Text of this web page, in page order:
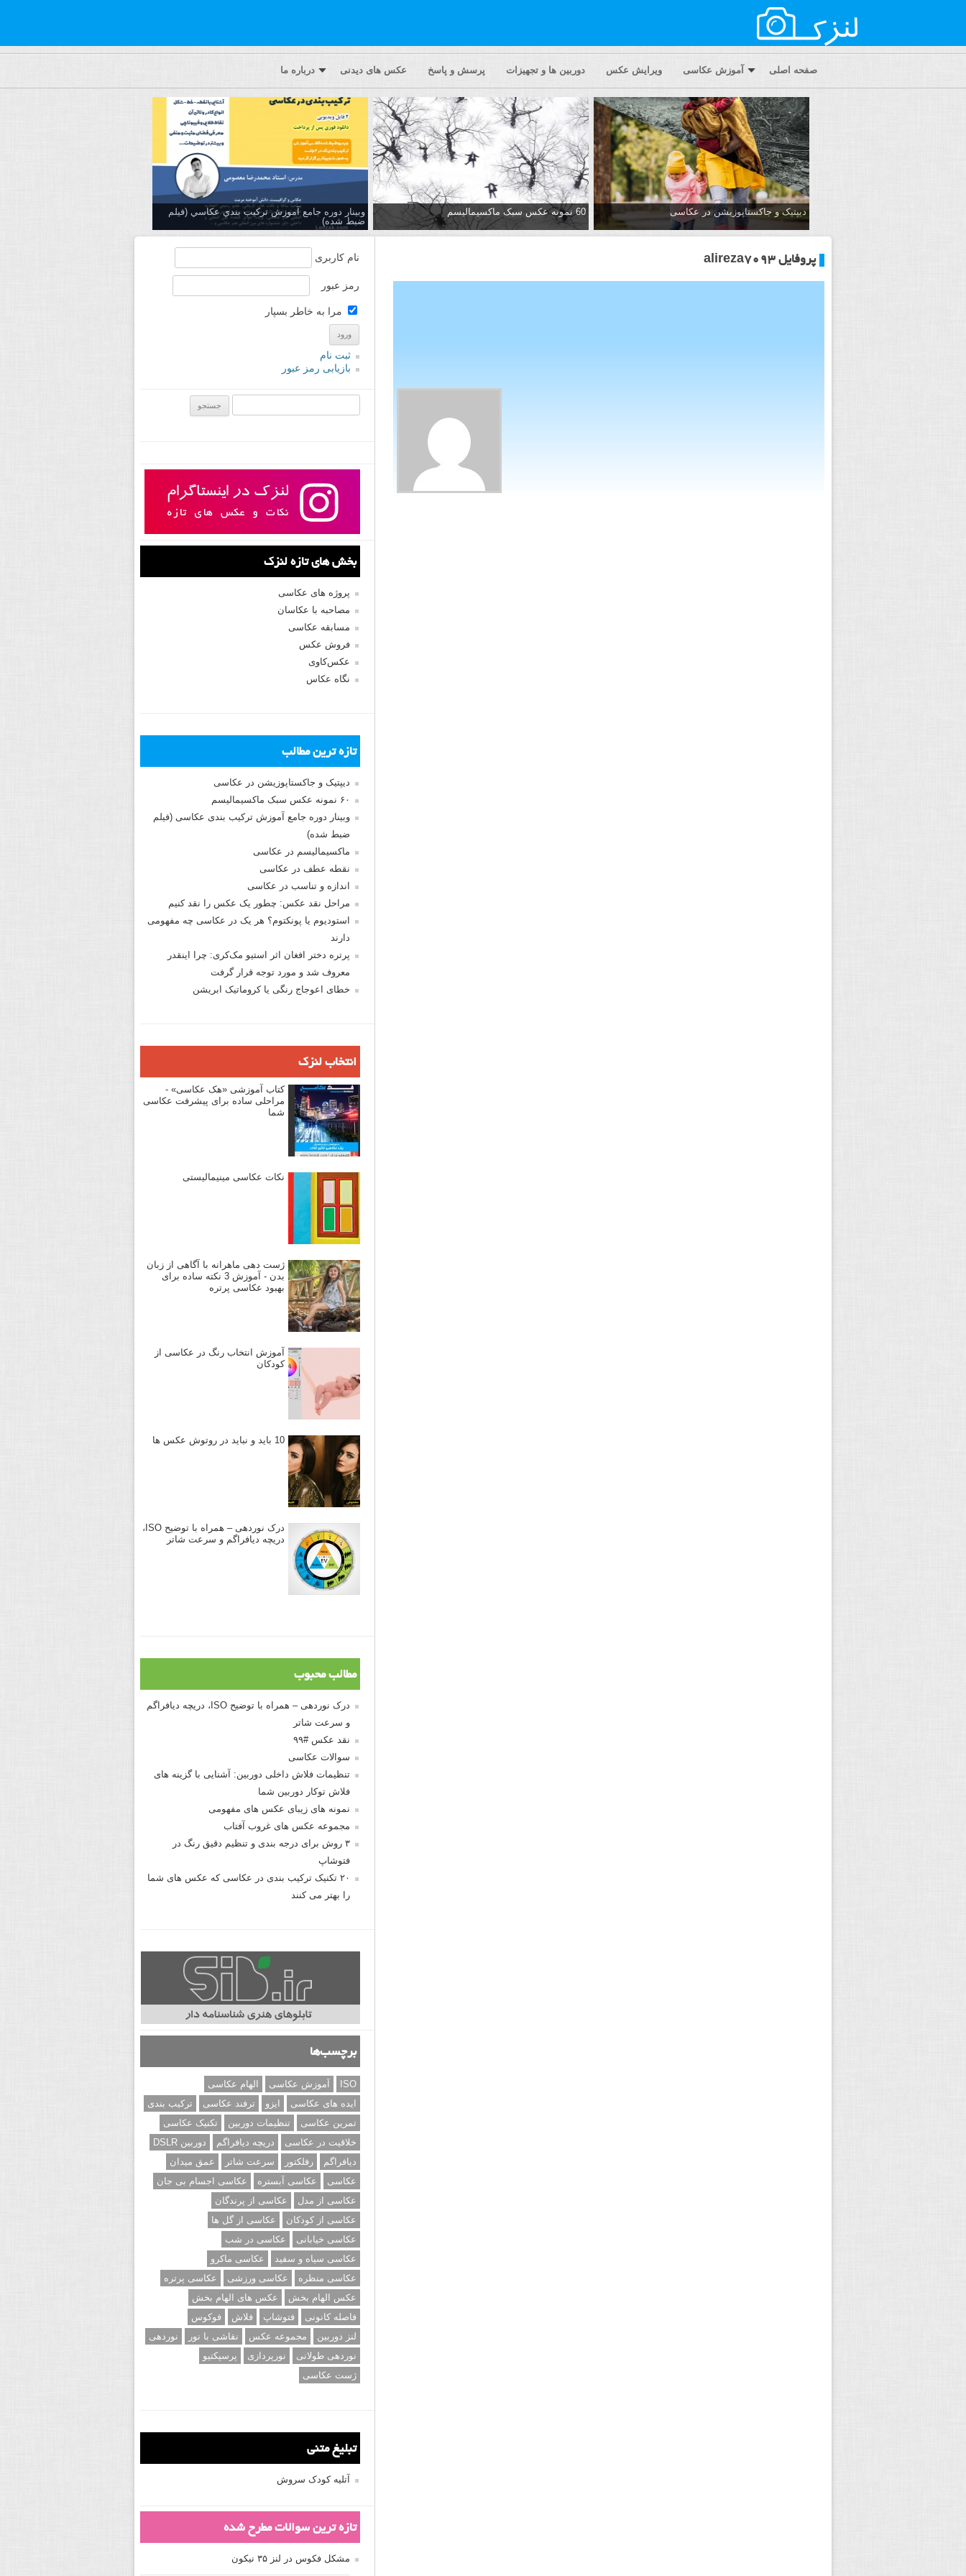
صفحه اصلی آموزش عکاسی ویرایش عکس دوربین ها و تجهیزات پرسش و پاسخ عکس های دیدنی درباره ما
دیپتیک و جاکستا‌پوزیشن در عکاسی 60 نمونه عکس سبک ماکسیمالیسم
وبینار دوره جامع آموزش تركيب بندي عكاسي (فیلم
ضبط شده)
پروفایل alireza7093 نام کاربری
رمز عبور
مرا به خاطر بسپار
ثبت نام
بازیابی رمز عبور
بخش های تازه لنزک
پروژه های عکاسی
مصاحبه با عکاسان
مسابقه عکاسی
فروش عکس
عکس‌کاوی
نگاه عکاس
تازه ترین مطالب
دیپتیک و جاکستا‌پوزیشن در عکاسی
۶۰ نمونه عکس سبک ماکسیمالیسم
وبینار دوره جامع آموزش ترکیب بندی عکاسی (فیلم
ضبط شده)
ماکسیمالیسم در عکاسی
نقطه عطف در عکاسی
اندازه و تناسب در عکاسی
مراحل نقد عکس: چطور یک عکس را نقد کنیم
استودیوم یا پونکتوم؟ هر یک در عکاسی چه مفهومی
دارند
پرتره دختر افغان اثر استیو مک‌کری: چرا اینقدر
معروف شد و مورد توجه قرار گرفت
خطای اعوجاج رنگی یا کروماتیک ابریشن
انتخاب لنزک
کتاب آموزشی «هک عکاسی» -
مراحلی ساده برای پیشرفت عکاسی
شما
نکات عکاسی مینیمالیستی
ژست دهی ماهرانه با آگاهی از زبان
بدن - آموزش 3 نکته ساده برای
بهبود عکاسی پرتره
آموزش انتخاب رنگ در عکاسی از
کودکان
10 باید و نباید در روتوش عکس ها
درک نوردهی – همراه با توضیح ISO،
دریچه دیافراگم و سرعت شاتر
مطالب محبوب
درک نوردهی – همراه با توضیح ISO، دریچه دیافراگم
و سرعت شاتر
نقد عکس #۹۹
سوالات عکاسی
تنظیمات فلاش داخلی دوربین: آشنایی با گزینه های
فلاش توکار دوربین شما
نمونه های زیبای عکس های مفهومی
مجموعه عکس های غروب آفتاب
۳ روش برای درجه بندی و تنظیم دقیق رنگ در
فتوشاپ
۲۰ تکنیک ترکیب بندی در عکاسی که عکس های شما
را بهتر می کنند
برچسب‌ها
ISO آموزش عکاسی
الهام عکاسی
ایده های عکاسی
ایزو ترفند عکاسی
ترکیب بندی
تمرین عکاسی
تنظیمات دوربین
تکنیک عکاسی
خلاقیت در عکاسی
دریچه دیافراگم
دوربین DSLR
دیافراگم
رفلکتور سرعت شاتر
عمق میدان
عکاسی
عکاسی آبستره
عکاسی اجسام بی جان
عکاسی از مدل
عکاسی از پرندگان
عکاسی از کودکان
عکاسی از گل ها
عکاسی خیابانی
عکاسی در شب
عکاسی سیاه و سفید
عکاسی ماکرو
عکاسی منظره
عکاسی ورزشی
عکاسی پرتره
عکس الهام بخش
عکس های الهام بخش
فاصله کانونی
فتوشاپ فلاش
فوکوس
لنز دوربین
مجموعه عکس نقاشی با نور
نوردهی
نوردهی طولانی
نورپردازی
پرسپکتیو
ژست عکاسی
تبلیغ متنی
آتلیه کودک سروش
تازه ترین سوالات مطرح شده
مشکل فکوس در لنز ۳۵ نیکون